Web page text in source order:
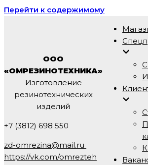
Перейти к содержимому
ООО
«ОМРЕЗИНОТЕХНИКА»
Изготовление
резинотехнических
изделий
+7 (3812) 698 550
zd-omrezina@mail.ru
https://vk.com/omrezteh